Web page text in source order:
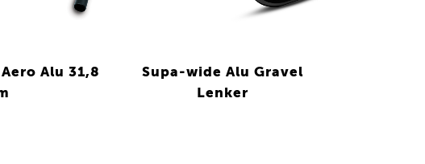
Alu 31,8
Supa-wide Alu Gravel
Lenker